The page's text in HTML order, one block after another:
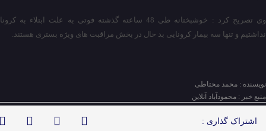
وی تصریح کرد : خوشبختانه طی 48 ساعته گذشته فوتی به علت ابتلاء به کرونا
نداشتیم و تنها سه بیمار کرونایی بد حال در بخش مراقبت های ویژه بستری هستند.
نویسنده : محمد محتاطی
منبع خبر : محمودآباد آنلاین
اشتراک گذاری :